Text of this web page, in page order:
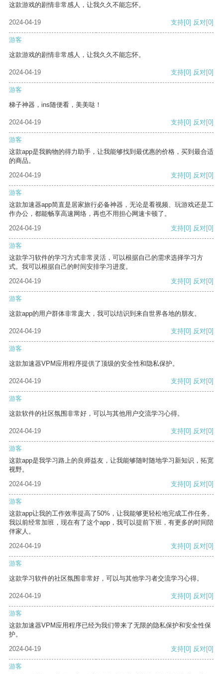
这款游戏的剧情非常感人，让我久久不能忘怀。
2024-04-19 支持[0] 反对[0]
游客
这款游戏的剧情非常感人，让我久久不能忘怀。
2024-04-19 支持[0] 反对[0]
游客
梯子神器，ins随便看，美美哒！
2024-04-19 支持[0] 反对[0]
游客
这款app是我购物的得力助手，让我能够找到最优惠的价格，买到最合适
的商品。
2024-04-19
支持[0] 反对[0]
游客
这款加速器app简直是居家旅行必备神器，无论是看视频、玩游戏还是工
作办公，都能畅享高速网络，再也不用担心网速卡顿了。
2024-04-19
支持[0] 反对[0]
游客
这款学习软件的学习方式非常灵活，可以根据自己的需求选择学习方
式。我可以根据自己的时间安排学习进度。
2024-04-19
支持[0] 反对[0]
游客
这款app的用户群体非常庞大，我可以结识到来自世界各地的朋友。
2024-04-19 支持[0] 反对[0]
游客
这款加速器VPM应用程序提供了顶级的安全性和隐私保护。
2024-04-19 支持[0] 反对[0]
游客
这款软件的社区氛围非常好，可以与其他用户交流学习心得。
2024-04-19 支持[0] 反对[0]
游客
这款app是我学习路上的良师益友，让我能够随时随地学习新知识，拓宽
视野。
2024-04-19
支持[0] 反对[0]
游客
这款app让我的工作效率提高了50%，让我能够更轻松地完成工作任务。
我以前经常加班，现在有了这个app，我可以提前下班，有更多的时间陪
伴家人。
2024-04-19
支持[0] 反对[0]
游客
这款学习软件的社区氛围非常好，可以与其他学习者交流学习心得。
2024-04-19 支持[0] 反对[0]
游客
这款加速器VPM应用程序已经为我们带来了无限的隐私保护和安全性保
护。
2024-04-19
支持[0] 反对[0]
游客